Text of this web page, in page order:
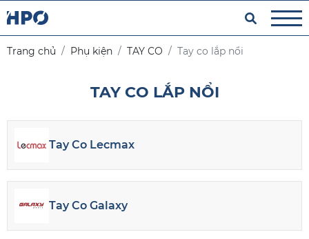
Trang chủ Phụ kiện TAY CO Tay co lắp nổi
TAY CO LẮP NỔI
Tay Co Lecmax
Tay Co Galaxy